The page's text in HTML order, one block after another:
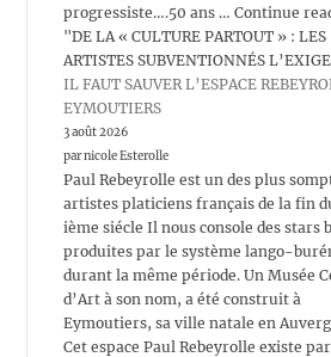
progressiste….50 ans … Continue
"DE LA « CULTURE PARTOUT » : LES
ARTISTES SUBVENTIONNÉS
IL FAUT SAUVER L’ESPACE
EYMOUTIERS
3 août 2026
par nicole Esterolle
Paul Rebeyrolle est un des plus
artistes platiciens français de la fin
ième siécle Il nous console des stars
produites par le système lango-
durant la même période. Un Musée
d’Art à son nom, a été construit à
Eymoutiers, sa ville natale en
Cet espace Paul Rebeyrolle existe